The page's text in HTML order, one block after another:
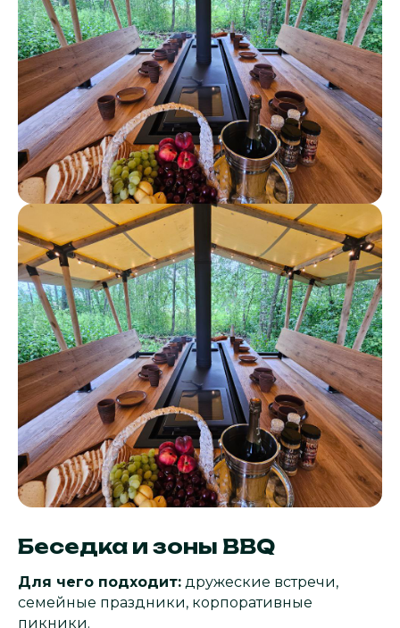
Беседка и зоны BBQ
Для чего подходит: дружеские встречи,
семейные праздники, корпоративные
пикники.